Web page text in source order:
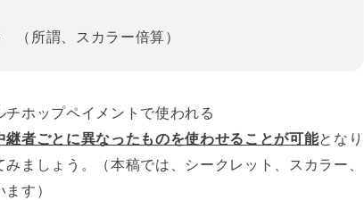
所謂、スカラー倍算）
ホップペイメントで使われる
者ごとに異なったものを使わせることが可能となり
ましょう。（本稿では、シークレット、スカラー、
す）